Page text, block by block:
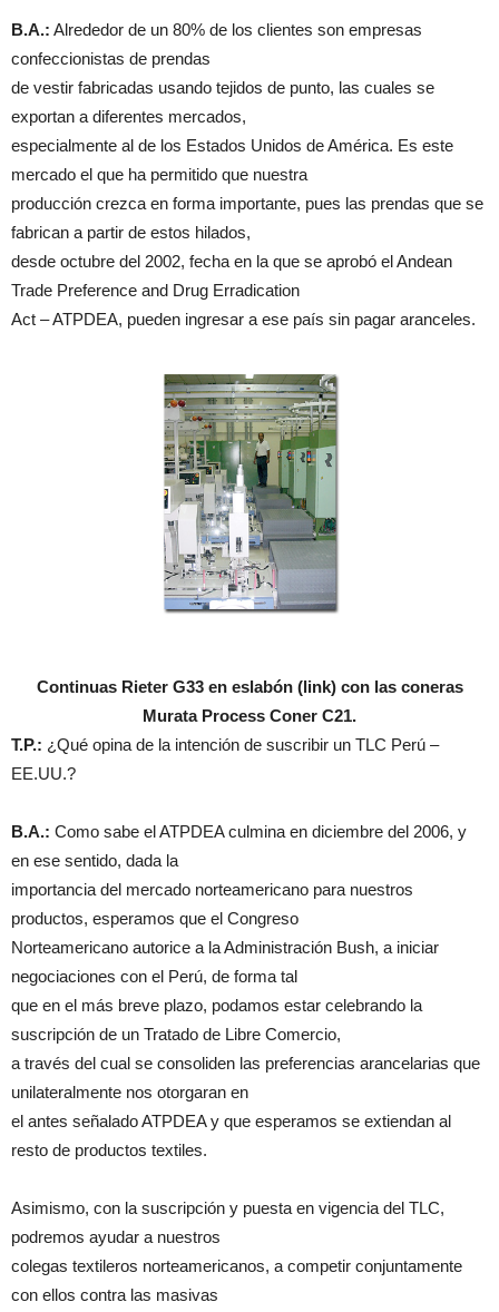
B.A.: Alrededor de un 80% de los clientes son empresas
confeccionistas de prendas
de vestir fabricadas usando tejidos de punto, las cuales se
exportan a diferentes mercados,
especialmente al de los Estados Unidos de América. Es este
mercado el que ha permitido que nuestra
producción crezca en forma importante, pues las prendas que se
fabrican a partir de estos hilados,
desde octubre del 2002, fecha en la que se aprobó el Andean
Trade Preference and Drug Erradication
Act – ATPDEA, pueden ingresar a ese país sin pagar aranceles.
Continuas Rieter G33 en eslabón (link) con las coneras
Murata Process Coner C21.
T.P.: ¿Qué opina de la intención de suscribir un TLC Perú –
EE.UU.?
B.A.: Como sabe el ATPDEA culmina en diciembre del 2006, y
en ese sentido, dada la
importancia del mercado norteamericano para nuestros
productos, esperamos que el Congreso
Norteamericano autorice a la Administración Bush, a iniciar
negociaciones con el Perú, de forma tal
que en el más breve plazo, podamos estar celebrando la
suscripción de un Tratado de Libre Comercio,
a través del cual se consoliden las preferencias arancelarias que
unilateralmente nos otorgaran en
el antes señalado ATPDEA y que esperamos se extiendan al
resto de productos textiles.
Asimismo, con la suscripción y puesta en vigencia del TLC,
podremos ayudar a nuestros
colegas textileros norteamericanos, a competir conjuntamente
con ellos contra las masivas